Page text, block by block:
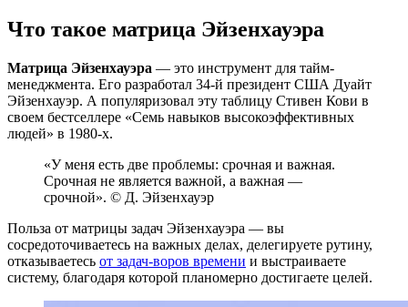
Что такое матрица Эйзенхауэра
Матрица Эйзенхауэра — это инструмент для тайм-
менеджмента. Его разработал 34-й президент США Дуайт
Эйзенхауэр. А популяризовал эту таблицу Стивен Кови в
своем бестселлере «Семь навыков высокоэффективных
людей» в 1980-х.
«У меня есть две проблемы: срочная и важная.
Срочная не является важной, а важная —
срочной». © Д. Эйзенхауэр
Польза от матрицы задач Эйзенхауэра — вы
сосредоточиваетесь на важных делах, делегируете рутину,
отказываетесь от задач-воров времени и выстраиваете
систему, благодаря которой планомерно достигаете целей.